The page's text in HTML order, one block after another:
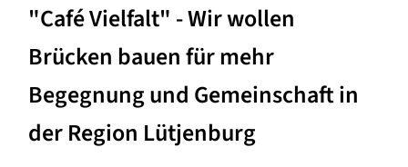
"Café Vielfalt" - Wir wollen
Brücken bauen für mehr
Begegnung und Gemeinschaft in
der Region Lütjenburg